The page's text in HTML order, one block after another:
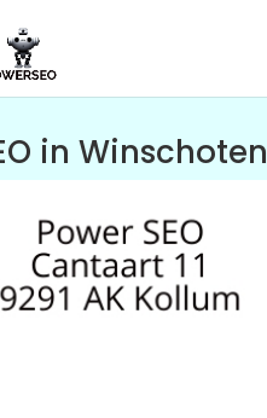
in Winschoten